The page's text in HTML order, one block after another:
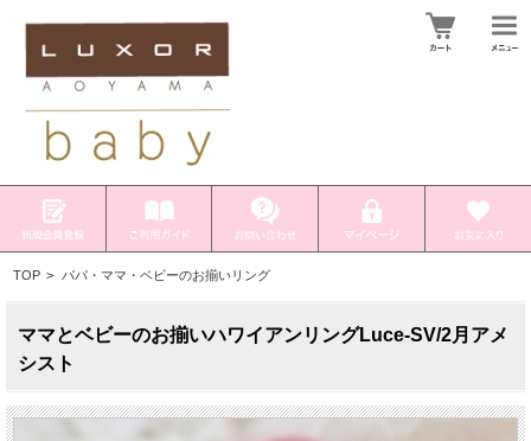
TOP > パパ・ママ・ベビーのお揃いリング
ママとベビーのお揃いハワイアンリングLuce-SV/2月アメ
シスト